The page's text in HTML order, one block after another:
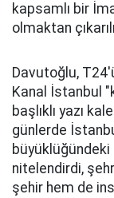
kapsamlı bir
olmaktan
Davutoğlu,
Kanal İstanbul
başlıklı yazı
günlerde
nitelendirdi,
şehir hem de